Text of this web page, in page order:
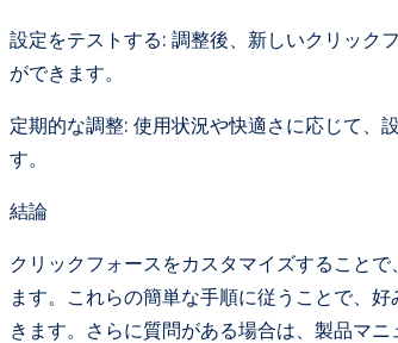
設定をテストする: 調整後、新しいクリック
ができます。
定期的な調整: 使用状況や快適さに応じて、
す。
結論
クリックフォースをカスタマイズすること
ます。これらの簡単な手順に従うことで、
きます。さらに質問がある場合は、製品マ